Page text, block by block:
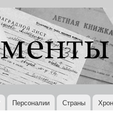
Персоналии Страны